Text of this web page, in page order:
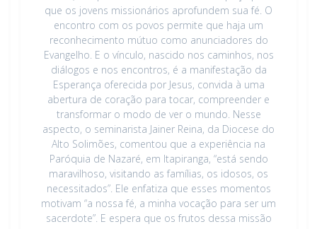
que os jovens missionários aprofundem sua fé. O
encontro com os povos permite que haja um
reconhecimento mútuo como anunciadores do
Evangelho. E o vínculo, nascido nos caminhos, nos
diálogos e nos encontros, é a manifestação da
Esperança oferecida por Jesus, convida à uma
abertura de coração para tocar, compreender e
transformar o modo de ver o mundo. Nesse
aspecto, o seminarista Jainer Reina, da Diocese do
Alto Solimões, comentou que a experiência na
Paróquia de Nazaré, em Itapiranga, “está sendo
maravilhoso, visitando as famílias, os idosos, os
necessitados”. Ele enfatiza que esses momentos
motivam “a nossa fé, a minha vocação para ser um
sacerdote”. E espera que os frutos dessa missão